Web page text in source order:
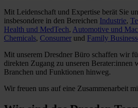
Mit Leidenschaft und Expertise berät Sie
insbesondere in den Bereichen Industrie,
Health und MedTech, Automotive und
Chemicals, Consumer und Family
Mit unserem Dresdner Büro schaffen wir
direkten Zugang zu unseren Berater:innen
Branchen und Funktionen hinweg.
Wir freuen uns auf eine Zusammenarbeit